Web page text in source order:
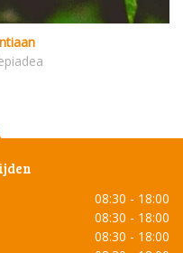
08:30 - 18:00
08:30 - 18:00
08:30 - 18:00